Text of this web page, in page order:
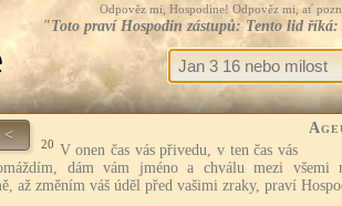
Odpověz mi, Hospodine! Odpověz mi, ať
"Toto praví Hospodin zástupů: Tento lid říká:
<
20 V onen čas vás přivedu, v ten čas vás
dám vám jméno a chválu mezi všemi
až změním váš úděl před vašimi zraky, praví